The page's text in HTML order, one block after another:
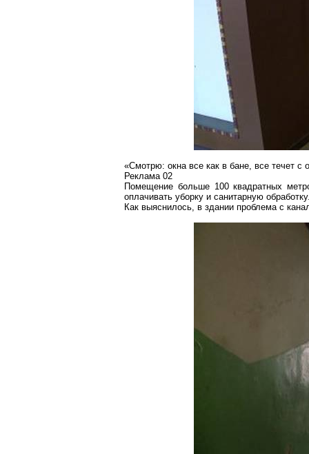
«Смотрю: окна все как в бане, все течет
Реклама 02
Помещение больше 100 квадратных
оплачивать уборку и санитарную
Как выяснилось, в здании проблема с